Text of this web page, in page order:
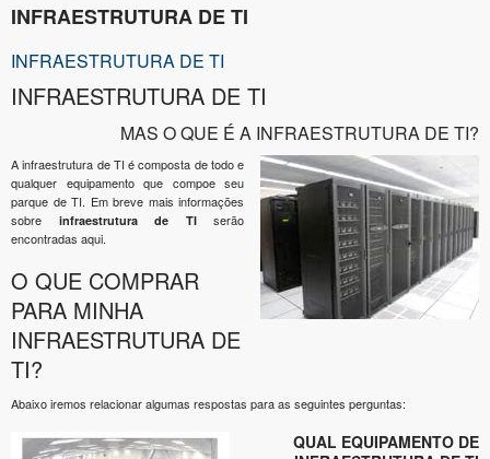
INFRAESTRUTURA DE TI
INFRAESTRUTURA DE TI
INFRAESTRUTURA DE TI
MAS O QUE É A INFRAESTRUTURA DE TI?
A infraestrutura de TI é composta de todo e
qualquer equipamento que compoe seu
parque de TI. Em breve mais informações
sobre infraestrutura de TI serão
encontradas aqui.
O QUE COMPRAR
PARA MINHA
INFRAESTRUTURA DE
TI?
Abaixo iremos relacionar algumas respostas para as seguintes perguntas:
QUAL EQUIPAMENTO DE